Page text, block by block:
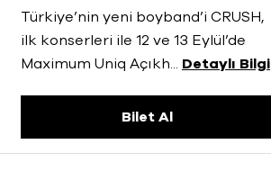
Türkiye’nin yeni boyband’i CRUSH,
ilk konserleri ile 12 ve 13 Eylül’de
Maximum Uniq Açıkh... Detaylı Bilgi
Bilet Al